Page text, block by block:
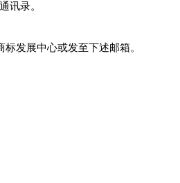
讯录。
发展中心或发至下述邮箱。